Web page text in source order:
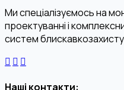
Ми спеціалізуємось на
проектуванні і
систем
Наші контакти: